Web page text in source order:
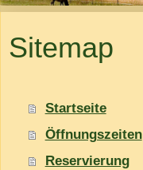
Sitemap
Startseite
Öffnungszeiten
Reservierung